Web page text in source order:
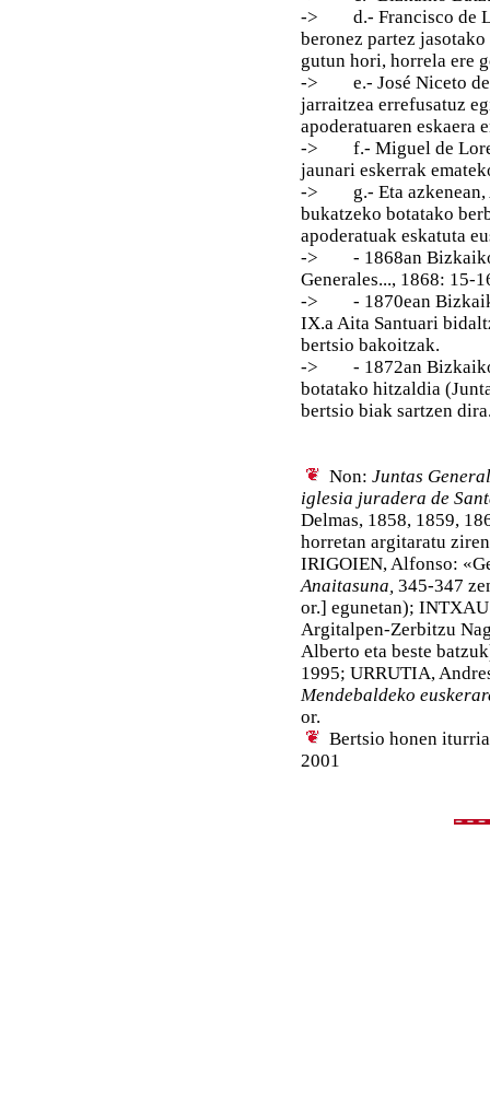
-> d.- Francisco de
beronez partez
gutun hori, horrela ere
-> e.- José Niceto de
jarraitzea errefusatuz
apoderatuaren eskaera
-> f.- Miguel de
jaunari eskerrak
-> g.- Eta azkenean,
bukatzeko botatako
apoderatuak eskatuta
-> - 1868an Bizkaiko
Generales..., 1868: 15-
-> - 1870ean Bizkaiko
IX.a Aita Santuari
bertsio bakoitzak.
-> - 1872an Bizkaiko
botatako hitzaldia
bertsio biak sartzen
Non: Juntas
iglesia juradera de
Delmas, 1858, 1859,
horretan argitaratu
IRIGOIEN, Alfonso:
Anaitasuna, 345-347
or.] egunetan);
Argitalpen-Zerbitzu
Alberto eta beste
1995; URRUTIA,
Mendebaldeko
or.
Bertsio honen
2001